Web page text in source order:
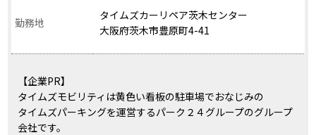
勤務地
タイムズカーリペア茨木センター
大阪府茨木市豊原町4-41
【企業PR】
タイムズモビリティは黄色い看板の駐車場でおなじみの
タイムズパーキングを運営するパーク２４グループのグループ
会社です。